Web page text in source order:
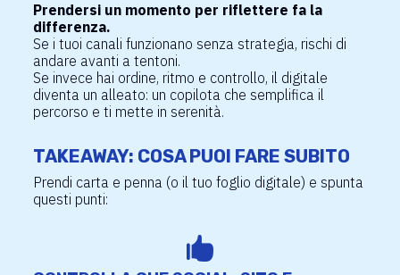
Prendersi un momento per riflettere fa la
differenza.
Se i tuoi canali funzionano senza strategia, rischi di
andare avanti a tentoni.
Se invece hai ordine, ritmo e controllo, il digitale
diventa un alleato: un copilota che semplifica il
percorso e ti mette in serenità.
TAKEAWAY: COSA PUOI FARE SUBITO
Prendi carta e penna (o il tuo foglio digitale) e spunta
questi punti:
